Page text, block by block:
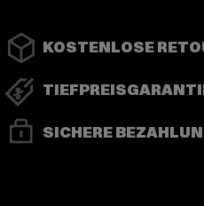
KOSTENLOSE
SICHERE